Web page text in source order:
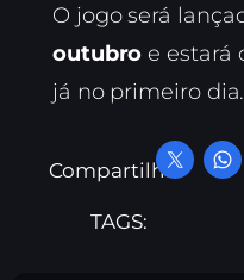
O jogo será
outubro e estará
já no primeiro dia.
Compartilhe:
TAGS: